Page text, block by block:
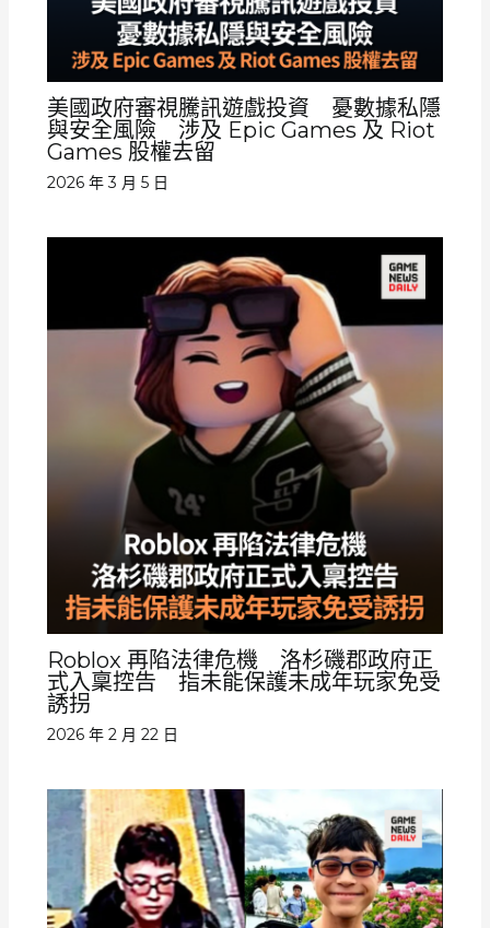
美國政府審視騰訊遊戲投資 憂數據私隱
與安全風險 涉及 Epic Games 及 Riot
Games 股權去留
2026 年 3 月 5 日
Roblox 再陷法律危機 洛杉磯郡政府正
式入稟控告 指未能保護未成年玩家免受
誘拐
2026 年 2 月 22 日